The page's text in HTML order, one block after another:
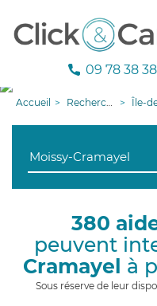
09 78 38
Accueil Recherche aide à domicile Île-de-
380
peuvent
Cramayel à
Sous réserve de leur